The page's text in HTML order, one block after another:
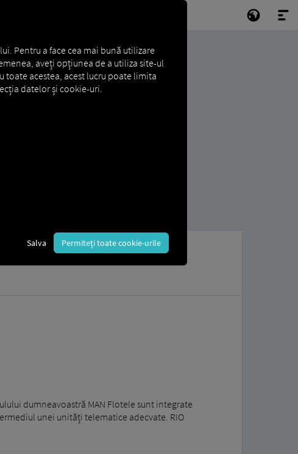
dumneavoastră MAN Flotele sunt integrate
unei unități telematice adecvate. RIO
Pentru a face cea mai bună utilizare
aveți opțiunea de a utiliza site-ul
toate acestea, acest lucru poate limita
datelor și cookie-uri.
Salva Permiteți toate cookie-urile